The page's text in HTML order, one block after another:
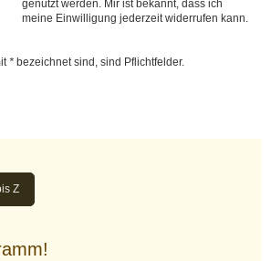
genutzt werden. Mir ist bekannt, dass ich
meine Einwilligung jederzeit widerrufen kann.
* bezeichnet sind, sind Pflichtfelder.
Z